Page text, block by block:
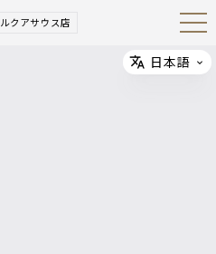
ルクアサウス店 Open
Navig
Select
日本語